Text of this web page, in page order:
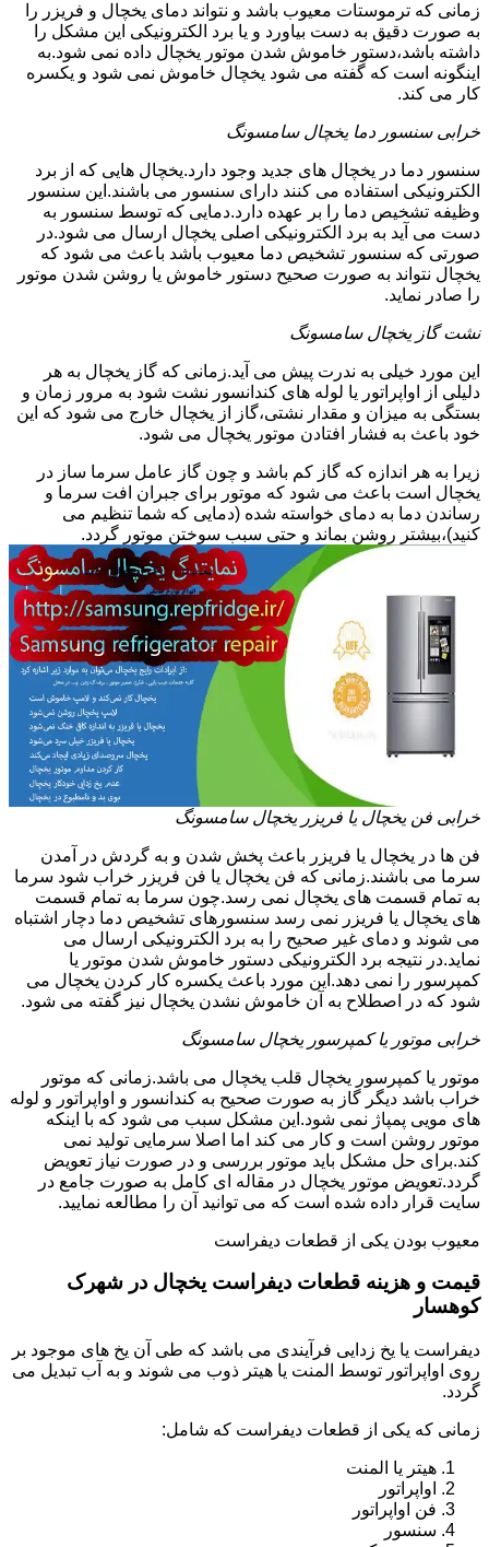
زمانی که ترموستات معیوب باشد و نتواند دمای یخچال و فریزر را
به صورت دقیق به دست بیاورد و یا برد الکترونیکی این مشکل را
داشته باشد،دستور خاموش شدن موتور یخچال داده نمی شود.به
اینگونه است که گفته می شود یخچال خاموش نمی شود و یکسره
کار می کند.
خرابی سنسور دما یخچال سامسونگ
سنسور دما در یخچال های جدید وجود دارد.یخچال هایی که از برد
الکترونیکی استفاده می کنند دارای سنسور می باشند.این سنسور
وظیفه تشخیص دما را بر عهده دارد.دمایی که توسط سنسور به
دست می آید به برد الکترونیکی اصلی یخچال ارسال می شود.در
صورتی که سنسور تشخیص دما معیوب باشد باعث می شود که
یخچال نتواند به صورت صحیح دستور خاموش یا روشن شدن موتور
را صادر نماید.
نشت گاز یخچال سامسونگ
این مورد خیلی به ندرت پیش می آید.زمانی که گاز یخچال به هر
دلیلی از اواپراتور یا لوله های کندانسور نشت شود به مرور زمان و
بستگی به میزان و مقدار نشتی،گاز از یخچال خارج می شود که این
خود باعث به فشار افتادن موتور یخچال می شود.
زیرا به هر اندازه که گاز کم باشد و چون گاز عامل سرما ساز در
یخچال است باعث می شود که موتور برای جبران افت سرما و
رساندن دما به دمای خواسته شده (دمایی که شما تنظیم می
کنید)،بیشتر روشن بماند و حتی سبب سوختن موتور گردد.
خرابی فن یخچال یا فریزر یخچال سامسونگ
فن ها در یخچال یا فریزر باعث پخش شدن و به گردش در آمدن
سرما می باشند.زمانی که فن یخچال یا فن فریزر خراب شود سرما
به تمام قسمت های یخچال نمی رسد.چون سرما به تمام قسمت
های یخچال یا فریزر نمی رسد سنسورهای تشخیص دما دچار اشتباه
می شوند و دمای غیر صحیح را به برد الکترونیکی ارسال می
نماید.در نتیجه برد الکترونیکی دستور خاموش شدن موتور یا
کمپرسور را نمی دهد.این مورد باعث یکسره کار کردن یخچال می
شود که در اصطلاح به آن خاموش نشدن یخچال نیز گفته می شود.
خرابی موتور یا کمپرسور یخچال سامسونگ
موتور یا کمپرسور یخچال قلب یخچال می باشد.زمانی که موتور
خراب باشد دیگر گاز به صورت صحیح به کندانسور و اواپراتور و لوله
های مویی پمپاژ نمی شود.این مشکل سبب می شود که با اینکه
موتور روشن است و کار می کند اما اصلا سرمایی تولید نمی
کند.برای حل مشکل باید موتور بررسی و در صورت نیاز تعویض
گردد.تعویض موتور یخچال در مقاله ای کامل به صورت جامع در
سایت قرار داده شده است که می توانید آن را مطالعه نمایید.
معیوب بودن یکی از قطعات دیفراست
قیمت و هزینه قطعات دیفراست یخچال در شهرک
کوهسار
دیفراست یا یخ زدایی فرآیندی می باشد که طی آن یخ های موجود بر
روی اواپراتور توسط المنت یا هیتر ذوب می شوند و به آب تبدیل می
گردد.
زمانی که یکی از قطعات دیفراست که شامل:
هیتر یا المنت
اواپراتور
فن اواپراتور
سنسور